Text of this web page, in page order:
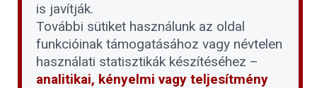
is javítják.
További sütiket használunk az oldal
funkcióinak támogatásához vagy névtelen
használati statisztikák készítéséhez –
analitikai, kényelmi vagy teljesítmény